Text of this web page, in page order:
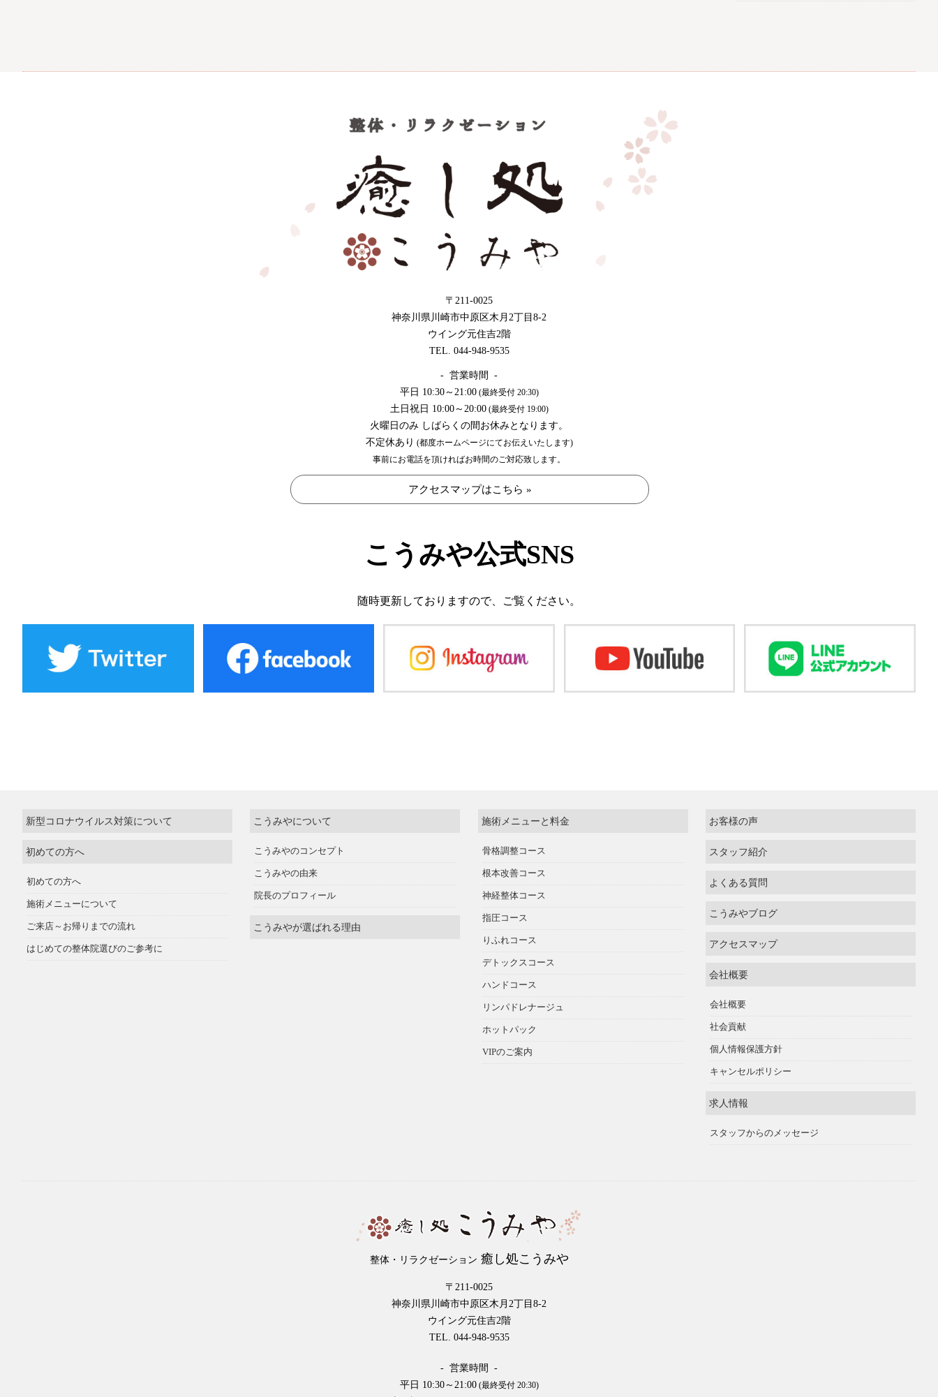
〒211-0025
神奈川県川崎市中原区木月2丁目8-2
ウイング元住吉2階
TEL. 044-948-9535
- 営業時間 -
平日 10:30～21:00(最終受付 20:30)
土日祝日 10:00～20:00(最終受付 19:00)
火曜日のみ しばらくの間お休みとなります。
不定休あり (都度ホームページにてお伝えいたします)
事前にお電話を頂ければお時間のご対応致します。
アクセスマップはこちら »
こうみや公式SNS
随時更新しておりますので、 ご覧ください。
新型コロナウイルス対策について
初めての方へ
初めての方へ
施術メニューについて
ご来店～お帰りまでの流れ
はじめての整体院選びのご参考に
こうみやについて
こうみやのコンセプト
こうみやの由来
院長のプロフィール
こうみやが選ばれる理由
施術メニューと料金
骨格調整コース
根本改善コース
神経整体コース
指圧コース
りふれコース
デトックスコース
ハンドコース
リンパドレナージュ
ホットパック
VIPのご案内
お客様の声
スタッフ紹介
よくある質問
こうみやブログ
アクセスマップ
会社概要
会社概要
社会貢献
個人情報保護方針
キャンセルポリシー
求人情報
スタッフからのメッセージ
整体・リラクゼーション 癒し処こうみや
〒211-0025
神奈川県川崎市中原区木月2丁目8-2
ウイング元住吉2階
TEL. 044-948-9535
- 営業時間 -
平日 10:30～21:00(最終受付 20:30)